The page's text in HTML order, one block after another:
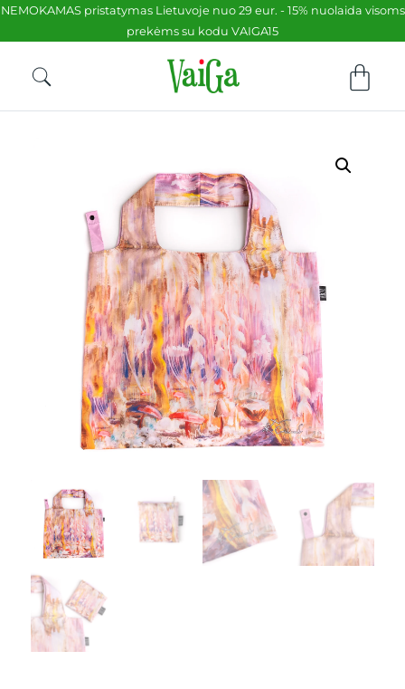
NEMOKAMAS pristatymas Lietuvoje nuo 29 eur. - 15% nuolaida visoms
prekėms su kodu VAIGA15